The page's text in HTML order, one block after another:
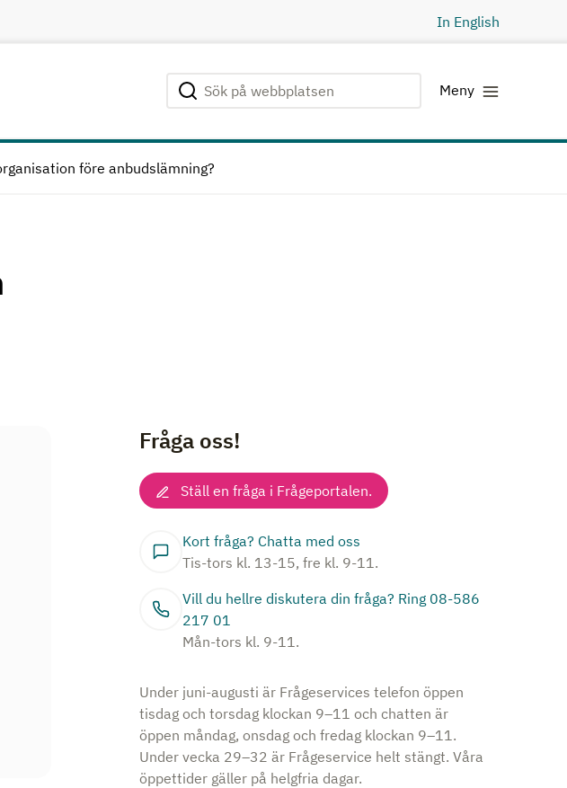
In English
Sök på webbplatsen
Genomför sökning Meny
före anbudslämning?
Fråga oss!
Ställ en fråga i Frågeportalen.
Kort fråga? Chatta med oss
Tis-tors kl. 13-15, fre kl. 9-11.
Vill du hellre diskutera din fråga? Ring 08-586
217 01
Mån-tors kl. 9-11.
Under juni-augusti är Frågeservices telefon öppen
tisdag och torsdag klockan 9–11 och chatten är
öppen måndag, onsdag och fredag klockan 9–11.
Under vecka 29–32 är Frågeservice helt stängt. Våra
öppettider gäller på helgfria dagar.